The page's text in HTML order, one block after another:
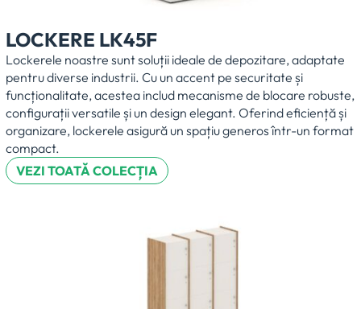
LOCKERE LK45F
Lockerele noastre sunt soluții ideale de depozitare, adaptate
pentru diverse industrii. Cu un accent pe securitate și
funcționalitate, acestea includ mecanisme de blocare robuste,
configurații versatile și un design elegant. Oferind eficiență și
organizare, lockerele asigură un spațiu generos într-un format
compact.
VEZI TOATĂ COLECȚIA